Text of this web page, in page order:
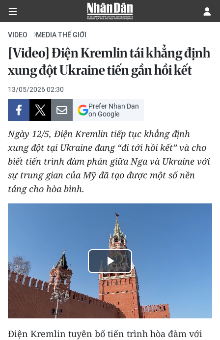
CHÍNH TRỊ
KINH TẾ
VĂN HÓA
XÃ HỘI
PHÁP LUẬT
DU LỊCH
GIÁO DỤC
Y TẾ
KHOA HỌC - CÔNG NGHỆ
VIDEO MEDIA THẾ GIỚI
[Video] Điện Kremlin tái khẳng định
xung đột Ukraine tiến gần hồi kết
13/05/2026 02:30
Prefer Nhan Dan
on Google
Ngày 12/5, Điện Kremlin tiếp tục khẳng định
xung đột tại Ukraine đang “đi tới hồi kết” và cho
biết tiến trình đàm phán giữa Nga và Ukraine với
sự trung gian của Mỹ đã tạo được một số nền
tảng cho hòa bình.
Play
Video
Điện Kremlin tuyên bố tiến trình hòa đàm với